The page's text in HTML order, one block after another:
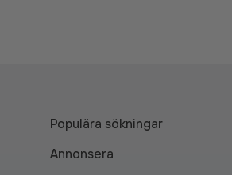
Populära sökningar
Annonsera